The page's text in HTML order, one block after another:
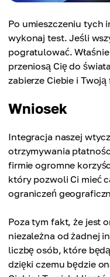
Po umieszczeniu tych
wykonaj test. Jeśli
pogratulować.
przeniosą Cię do
zabierze Ciebie i
Wniosek
Integracja naszej
otrzymywania
firmie ogromne
który pozwoli Ci mieć
ograniczeń
Poza tym fakt, że jest
niezależna od żadnej
liczbę osób, które
dzięki czemu będzie